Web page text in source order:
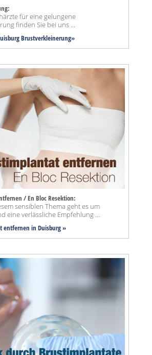
für eine gelungene
finden Sie bei uns ...
Brustverkleinerung»
/ En Bloc Resektion:
sensiblen Thema geht es um
eine verlässliche Empfehlung ...
entfernen in Duisburg »